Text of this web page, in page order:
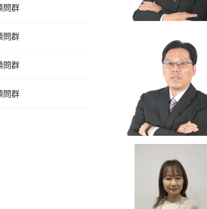
問群
問群
問群
問群